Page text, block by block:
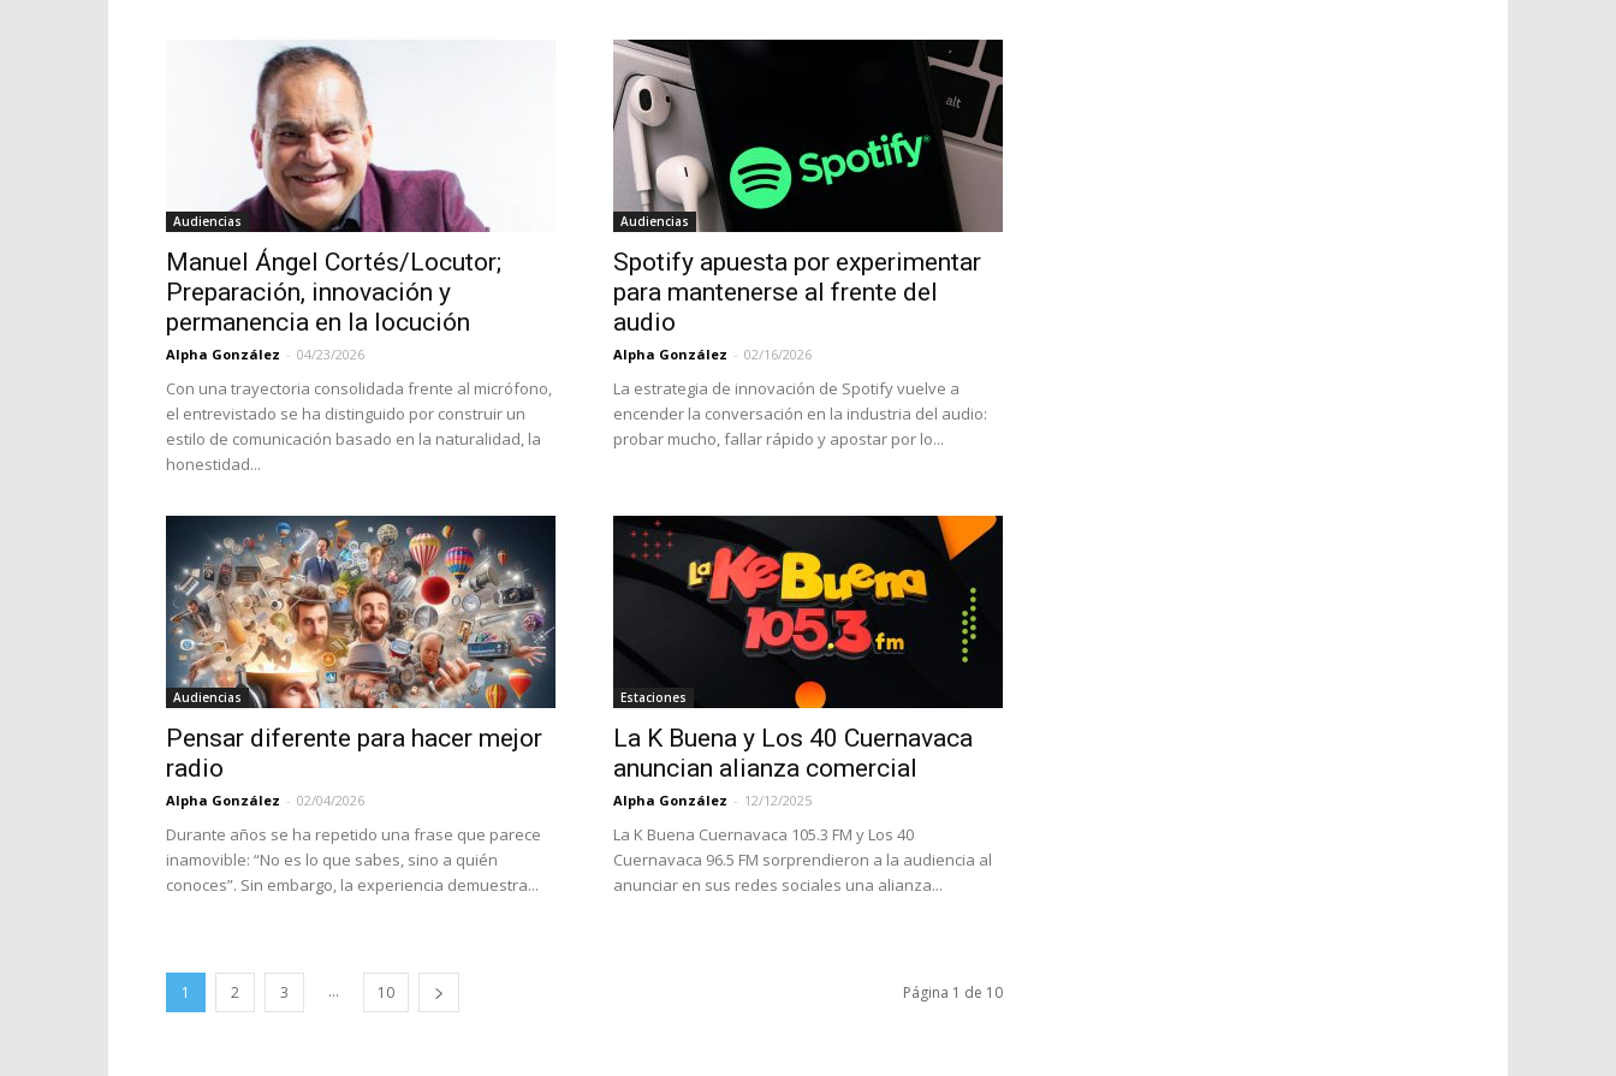
Audiencias
Manuel Ángel Cortés/Locutor;
Preparación, innovación y
permanencia en la locución
Alpha González - 04/23/2026
Con una trayectoria consolidada frente al micrófono,
el entrevistado se ha distinguido por construir un
estilo de comunicación basado en la naturalidad, la
honestidad...
Audiencias
Spotify apuesta por experimentar
para mantenerse al frente del
audio
Alpha González - 02/16/2026
La estrategia de innovación de Spotify vuelve a
encender la conversación en la industria del audio:
probar mucho, fallar rápido y apostar por lo...
Audiencias
Pensar diferente para hacer mejor
radio
Alpha González - 02/04/2026
Durante años se ha repetido una frase que parece
inamovible: “No es lo que sabes, sino a quién
conoces”. Sin embargo, la experiencia demuestra...
Estaciones
La K Buena y Los 40 Cuernavaca
anuncian alianza comercial
Alpha González - 12/12/2025
La K Buena Cuernavaca 105.3 FM y Los 40
Cuernavaca 96.5 FM sorprendieron a la audiencia al
anunciar en sus redes sociales una alianza...
1 2 3 ... 10 Página 1 de 10